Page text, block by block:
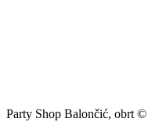
Party Shop Balončić, obrt ©